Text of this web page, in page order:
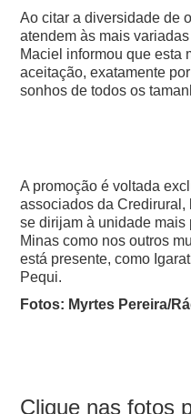
Ao citar a diversidade de
atendem às mais
Maciel informou que esta
aceitação, exatamente
sonhos de todos os
A promoção é voltada
associados da
se dirijam à unidade mais
Minas como nos outros
está presente, como
Pequi.
Fotos: Myrtes Pereira/
Clique nas fotos